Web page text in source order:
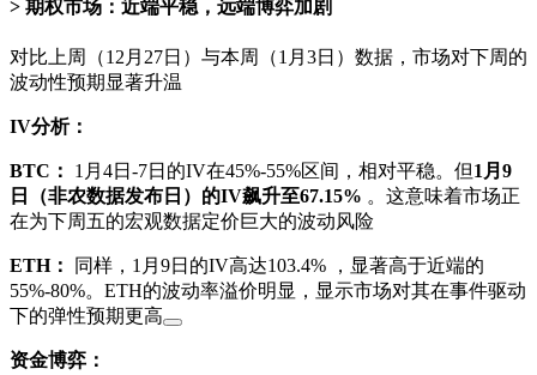
期权市场：近端平稳，远端博弈加剧
对比上周（12月27日）与本周（1月3日）数据，市场对下周的
波动性预期显著升温
IV分析：
BTC： 1月4日-7日的IV在45%-55%区间，相对平稳。但1月9
日（非农数据发布日）的IV飙升至67.15% 。这意味着市场正
在为下周五的宏观数据定价巨大的波动风险
ETH： 同样，1月9日的IV高达103.4%
，显著高于近端的
55%-80%。ETH的波动率溢价明显，显示市场对其在事件驱动
下的弹性预期更高
资金博弈：